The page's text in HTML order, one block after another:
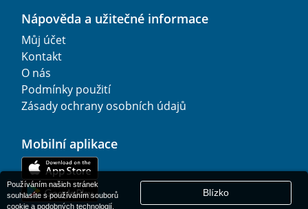
Nápověda a užitečné informace
Můj účet
Kontakt
O nás
Podmínky použití
Zásady ochrany osobních údajů
Mobilní aplikace
Používáním našich stránek
souhlasíte s používáním souborů
cookie a podobných technologií.
Blízko